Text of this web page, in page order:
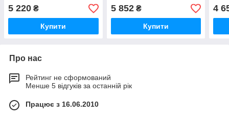
5 220 ₴
Купити
5 852₴
Купити
4
Про нас
Рейтинг не сформований
Менше 5 відгуків за останній рік
Працює з 16.06.2010